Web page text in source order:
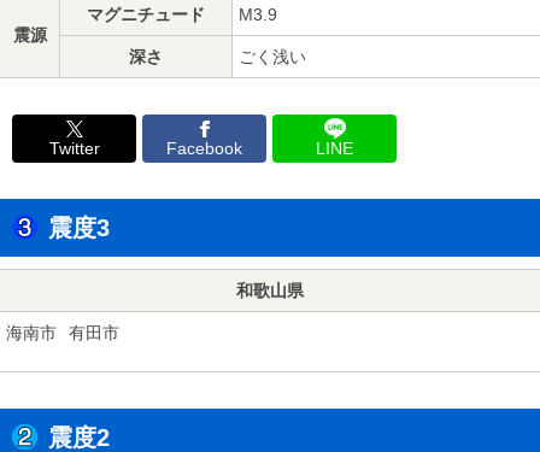
震源
マグニチュード M3.9
深さ ごく浅い
Twitter Facebook LINE
震度3
和歌山県
海南市 有田市
震度2